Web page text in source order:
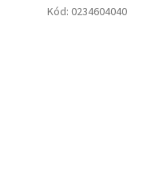
Kód: 0234604040